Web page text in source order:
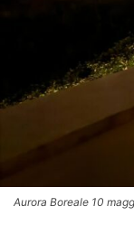
Aurora Boreale 10